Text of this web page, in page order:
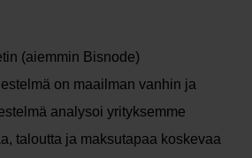
(aiemmin Bisnode)
on maailman vanhin ja
analysoi yrityksemme
taloutta ja maksutapaa koskevaa